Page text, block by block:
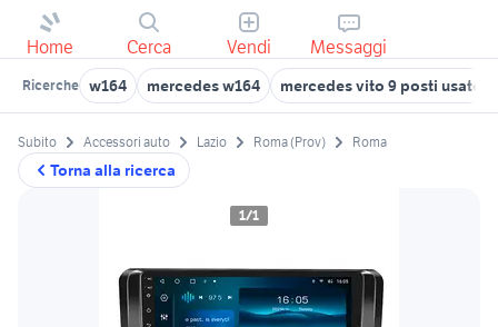
Home Cerca Vendi Messaggi
Ricerche w164 mercedes w164 mercedes vito 9 posti usato
Torna alla ricerca
Subito Accessori auto Lazio Roma (Prov) Roma
1/1